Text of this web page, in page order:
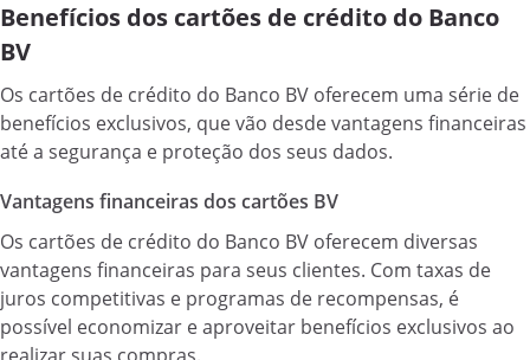
Benefícios dos cartões de crédito do Banco
BV
Os cartões de crédito do Banco BV oferecem uma série de
benefícios exclusivos, que vão desde vantagens financeiras
até a segurança e proteção dos seus dados.
Vantagens financeiras dos cartões BV
Os cartões de crédito do Banco BV oferecem diversas
vantagens financeiras para seus clientes. Com taxas de
juros competitivas e programas de recompensas, é
possível economizar e aproveitar benefícios exclusivos ao